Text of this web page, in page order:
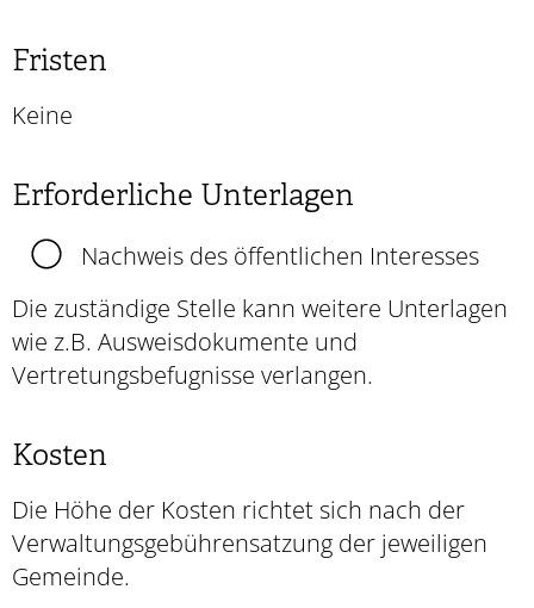
Fristen
Keine
Erforderliche Unterlagen
Nachweis des öffentlichen Interesses
Die zuständige Stelle kann weitere Unterlagen
wie z.B. Ausweisdokumente und
Vertretungsbefugnisse verlangen.
Kosten
Die Höhe der Kosten richtet sich nach der
Verwaltungsgebührensatzung der jeweiligen
Gemeinde.